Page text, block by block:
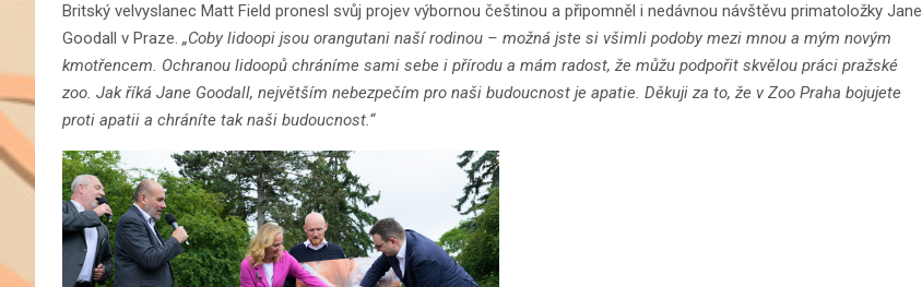
Britský velvyslanec Matt Field pronesl svůj projev výbornou češtinou a připomněl i nedávnou návštěvu primatoložky Jane
Goodall v Praze. „Coby lidoopi jsou orangutani naší rodinou – možná jste si všimli podoby mezi mnou a mým novým
kmotřencem. Ochranou lidoopů chráníme sami sebe i přírodu a mám radost, že můžu podpořit skvělou práci pražské
zoo. Jak říká Jane Goodall, největším nebezpečím pro naši budoucnost je apatie. Děkuji za to, že v Zoo Praha bojujete
proti apatii a chráníte tak naši budoucnost.“